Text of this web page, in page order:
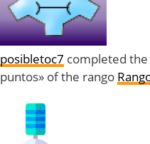
posibletoc7 completed
puntos» of the rango